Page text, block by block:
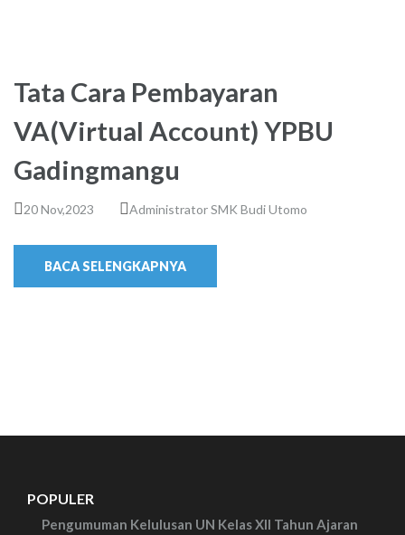
Tata Cara Pembayaran
VA(Virtual Account) YPBU
Gadingmangu
20 Nov,2023 Administrator SMK Budi Utomo
BACA SELENGKAPNYA
POPULER
Pengumuman Kelulusan UN Kelas XII Tahun Ajaran